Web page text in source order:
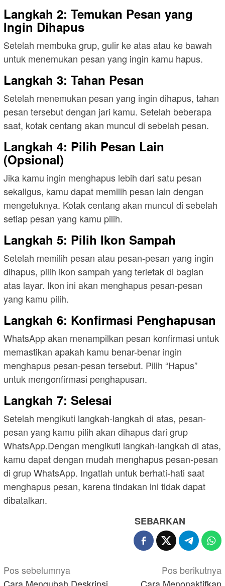
Langkah 2: Temukan Pesan yang
Ingin Dihapus
Setelah membuka grup, gulir ke atas atau ke bawah
untuk menemukan pesan yang ingin kamu hapus.
Langkah 3: Tahan Pesan
Setelah menemukan pesan yang ingin dihapus, tahan
pesan tersebut dengan jari kamu. Setelah beberapa
saat, kotak centang akan muncul di sebelah pesan.
Langkah 4: Pilih Pesan Lain
(Opsional)
Jika kamu ingin menghapus lebih dari satu pesan
sekaligus, kamu dapat memilih pesan lain dengan
mengetuknya. Kotak centang akan muncul di sebelah
setiap pesan yang kamu pilih.
Langkah 5: Pilih Ikon Sampah
Setelah memilih pesan atau pesan-pesan yang ingin
dihapus, pilih ikon sampah yang terletak di bagian
atas layar. Ikon ini akan menghapus pesan-pesan
yang kamu pilih.
Langkah 6: Konfirmasi Penghapusan
WhatsApp akan menampilkan pesan konfirmasi untuk
memastikan apakah kamu benar-benar ingin
menghapus pesan-pesan tersebut. Pilih “Hapus”
untuk mengonfirmasi penghapusan.
Langkah 7: Selesai
Setelah mengikuti langkah-langkah di atas, pesan-
pesan yang kamu pilih akan dihapus dari grup
WhatsApp.Dengan mengikuti langkah-langkah di atas,
kamu dapat dengan mudah menghapus pesan-pesan
di grup WhatsApp. Ingatlah untuk berhati-hati saat
menghapus pesan, karena tindakan ini tidak dapat
dibatalkan.
SEBARKAN
Navigasi
Pos sebelumnya
Pos berikutnya